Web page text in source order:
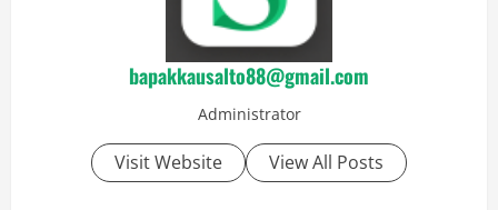
bapakkausalto88@gmail.com
Administrator
Visit Website View All Posts